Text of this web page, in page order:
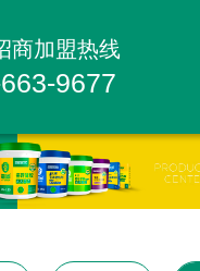
商加盟热线
9677